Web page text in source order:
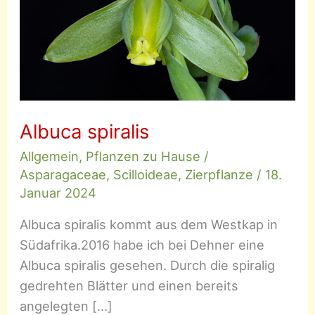
Albuca spiralis
Allgemein, Pflanzen zu Hause /
Asparagaceae, Scilloideae, Zierpflanze / 18.
Januar 2024
Albuca spiralis kommt aus dem Westkap in
Südafrika.2016 habe ich bei Dehner eine
Albuca spiralis gesehen. Durch die spiralig
gedrehten Blätter und einen bereits
angelegten […]